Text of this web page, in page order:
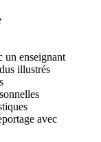
un enseignant
illustrés
avec